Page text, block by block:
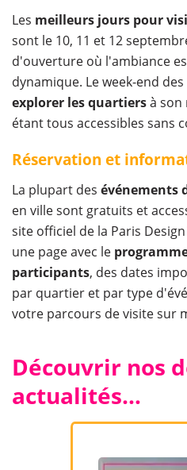
Les meilleurs jours pour
sont le 10, 11 et 12
d'ouverture où l'ambiance
dynamique. Le week-end
explorer les quartiersà son
étant tous accessibles sans
Réservation et
La plupart des événements
en ville sont gratuits et
site officiel de la Paris
une page avec le
participants, des dates
par quartier et par type
votre parcours de visite sur
Découvrir nos
actualités…